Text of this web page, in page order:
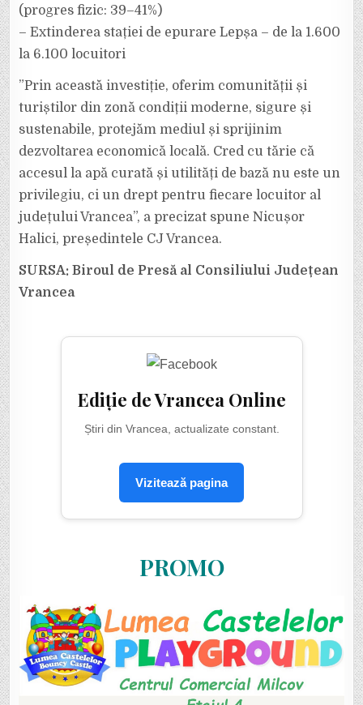
(progres fizic: 39–41%)
– Extinderea stației de epurare Lepșa – de la 1.600
la 6.100 locuitori
”Prin această investiție, oferim comunității și
turiștilor din zonă condiții moderne, sigure și
sustenabile, protejăm mediul și sprijinim
dezvoltarea economică locală. Cred cu tărie că
accesul la apă curată și utilități de bază nu este un
privilegiu, ci un drept pentru fiecare locuitor al
județului Vrancea”, a precizat spune Nicușor
Halici, președintele CJ Vrancea.
SURSA: Biroul de Presă al Consiliului Județean
Vrancea
Ediție de Vrancea Online
Știri din Vrancea, actualizate constant.
Vizitează pagina
PROMO